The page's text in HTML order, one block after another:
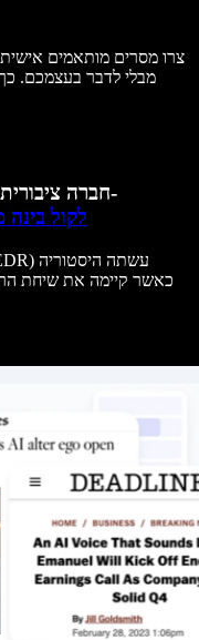
צרו מסרים מותאמים
מבלי לדבר בעצמכם. כך
לקול
כאשר קיימה את שיחת